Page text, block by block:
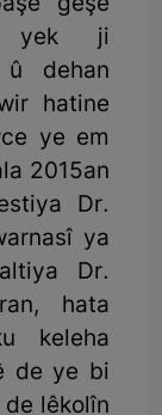
yek ji
û dehan
hatine
ye em
2015an
Dr.
ya
Dr.
hata
keleha
de ye bi
lêkolîn